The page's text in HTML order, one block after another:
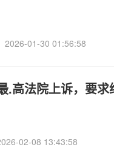
2026-01-30 01:56:58
.高法院上诉，要
02-08 13:43:58